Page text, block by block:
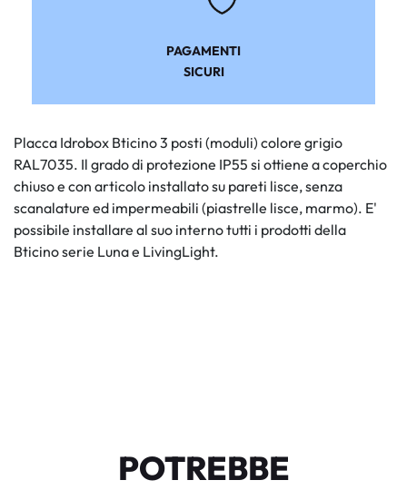
PAGAMENTI
SICURI
Placca Idrobox Bticino 3 posti (moduli) colore grigio
RAL7035. Il grado di protezione IP55 si ottiene a coperchio
chiuso e con articolo installato su pareti lisce, senza
scanalature ed impermeabili (piastrelle lisce, marmo). E'
possibile installare al suo interno tutti i prodotti della
Bticino serie Luna e LivingLight.
POTREBBE